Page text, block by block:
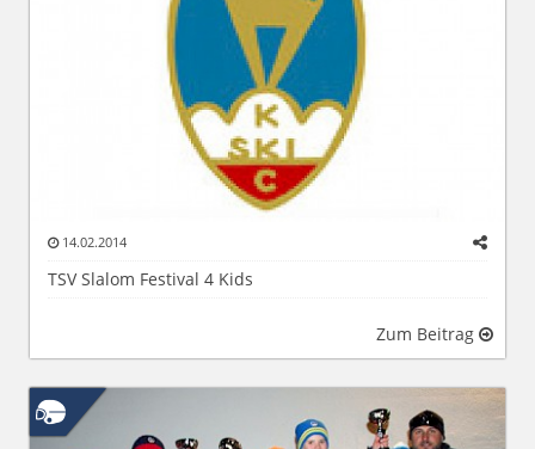
14.02.2014
TSV Slalom Festival 4 Kids
Zum Beitrag